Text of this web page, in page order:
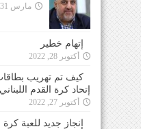
مارس 31, 2025
إتهام خطير
أكتوبر 28, 2022
كيف تم تهريب بطاقات
إتحاد كرة القدم اللبناني
أكتوبر 27, 2022
إنجاز جديد للعبة